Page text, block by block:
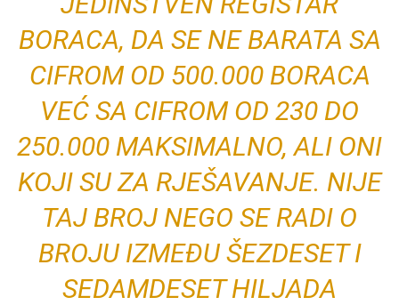
BORACA, DA SE NE BARATA SA
CIFROM OD 500.000 BORACA
VEĆ SA CIFROM OD 230 DO
250.000 MAKSIMALNO, ALI ONI
KOJI SU ZA RJEŠAVANJE. NIJE
TAJ BROJ NEGO SE RADI O
BROJU IZMEĐU ŠEZDESET I
SEDAMDESET HILJADA